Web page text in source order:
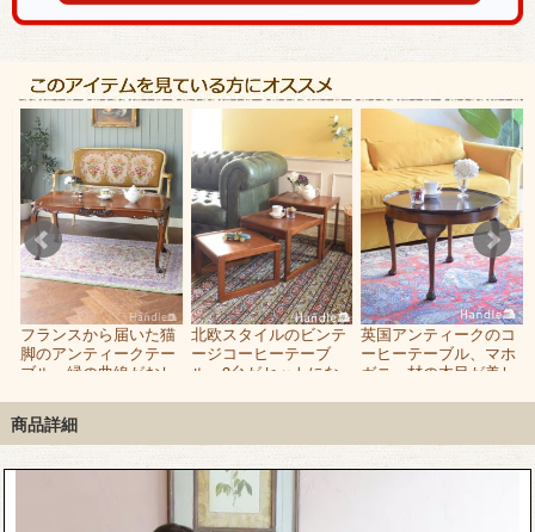
フランスから届いた猫
脚のアンティークテー
ブル、縁の曲線がおし
ル
北欧スタイルのビンテ
ージコーヒーテーブ
ル、3台がセットにな
テーブル
英国アンティークのコ
ーヒーテーブル、マホ
ガニー材の木目が美し
商品詳細